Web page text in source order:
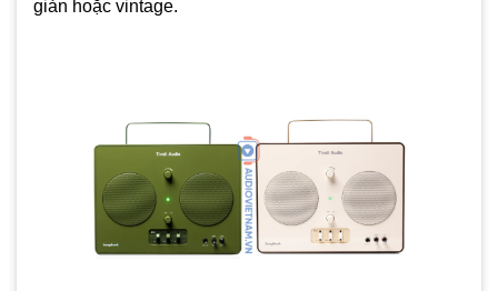
giản hoặc vintage.